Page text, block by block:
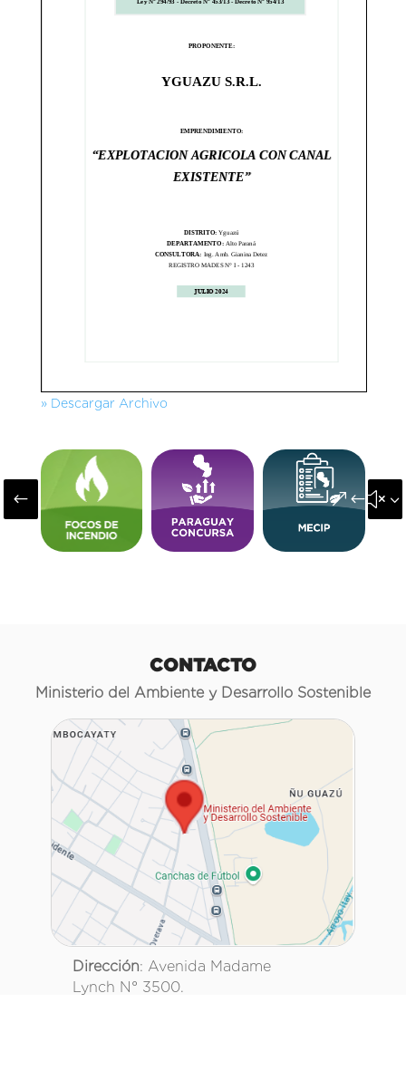
» Descargar Archivo
#
CONTACTO
Ministerio del Ambiente y Desarrollo Sostenible
Dirección: Avenida Madame
Lynch N° 3500.